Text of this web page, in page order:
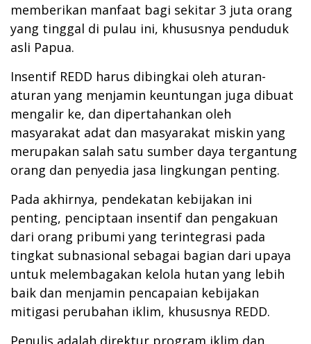
memberikan manfaat bagi sekitar 3 juta orang
yang tinggal di pulau ini, khususnya penduduk
asli Papua.
Insentif REDD harus dibingkai oleh aturan-
aturan yang menjamin keuntungan juga dibuat
mengalir ke, dan dipertahankan oleh
masyarakat adat dan masyarakat miskin yang
merupakan salah satu sumber daya tergantung
orang dan penyedia jasa lingkungan penting.
Pada akhirnya, pendekatan kebijakan ini
penting, penciptaan insentif dan pengakuan
dari orang pribumi yang terintegrasi pada
tingkat subnasional sebagai bagian dari upaya
untuk melembagakan kelola hutan yang lebih
baik dan menjamin pencapaian kebijakan
mitigasi perubahan iklim, khususnya REDD.
Penulis adalah direktur program iklim dan